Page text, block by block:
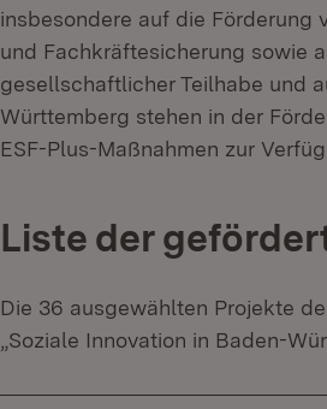
insbesondere auf die Förderung
und Fachkräftesicherung sowie
gesellschaftlicher Teilhabe und
Württemberg stehen in der
ESF-Plus-Maßnahmen zur
Liste der
Die 36 ausgewählten Projekte
„Soziale Innovation in Baden-